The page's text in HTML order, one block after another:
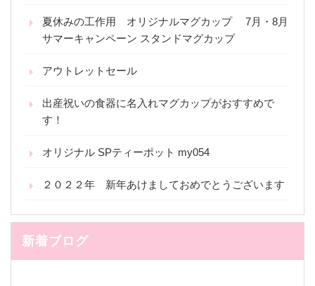
夏休みの工作用 オリジナルマグカップ 7月・8月
サマーキャンペーン スタンドマグカップ
アウトレットセール
出産祝いの食器に名入れマグカップがおすすめで
す！
オリジナル SPティーポット my054
２０２２年 新年あけましておめでとうございます
新着ブログ